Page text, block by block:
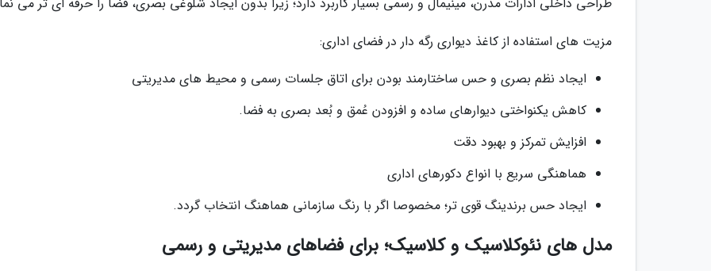
مزیت های استفاده از کاغذ دیواری رگه دار در فضای اداری:
ایجاد نظم بصری و حس ساختارمند بودن برای اتاق جلسات رسمی و محیط های مدیریتی
کاهش یکنواختی دیوارهای ساده و افزودن عُمق و بُعد بصری به فضا.
افزایش تمرکز و بهبود دقت
هماهنگی سریع با انواع دکورهای اداری
ایجاد حس برندینگ قوی تر؛ مخصوصا اگر با رنگ سازمانی هماهنگ انتخاب گردد.
مدل های نئوکلاسیک و کلاسیک؛ برای فضاهای مدیریتی و رسمی